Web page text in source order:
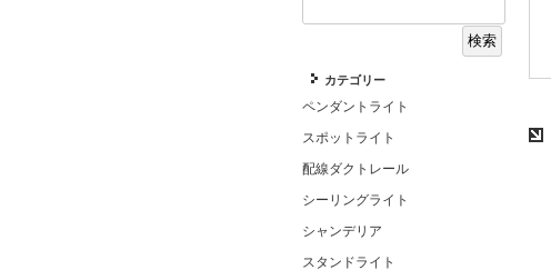
カテゴリー
ペンダントライト
スポットライト
配線ダクトレール
シーリングライト
シャンデリア
スタンドライト